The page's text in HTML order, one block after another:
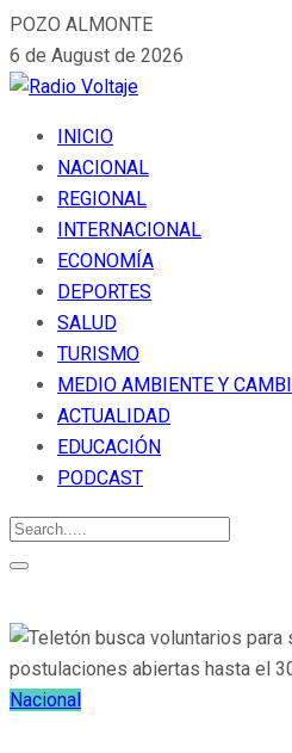
POZO ALMONTE
6 de August de 2026
INICIO
NACIONAL
REGIONAL
INTERNACIONAL
ECONOMÍA
DEPORTES
SALUD
TURISMO
MEDIO AMBIENTE Y
ACTUALIDAD
EDUCACIÓN
PODCAST
Nacional